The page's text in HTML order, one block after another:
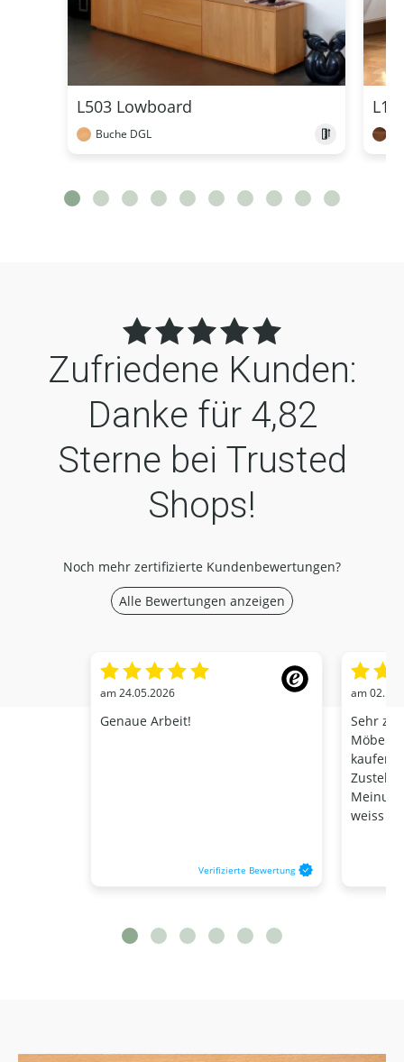
L503 Lowboard
Buche DGL
Zufriedene Kunden:
Danke für 4,82
Sterne bei Trusted
Shops!
Noch mehr zertifizierte Kundenbewertungen?
Alle Bewertungen anzeigen
am 24.05.2026
Genaue Arbeit!
Verifizierte Bewertung
am
Sehr
kaufen,
weiss